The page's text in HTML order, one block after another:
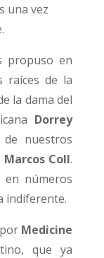
una vez
propuso en
raíces de la
la dama del
Dorrey
nuestros
Marcos Coll.
en números
indiferente.
Medicine
que ya